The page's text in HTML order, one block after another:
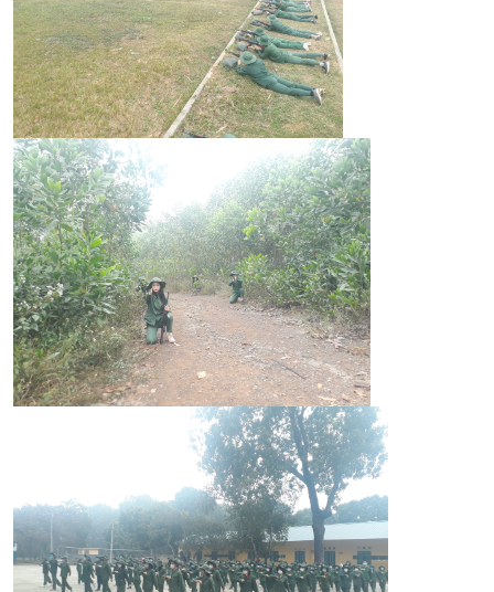
HTQT
CỰU NGƯỜI HỌC